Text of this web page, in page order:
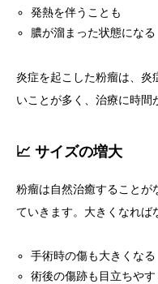
発熱を伴うことも
膿が溜まった状態になる
炎症を起こした粉瘤は、炎
いことが多く、治療に時間
📈 サイズの増大
粉瘤は自然治癒することが
ていきます。大きくなれば
手術時の傷も大きくなる
術後の傷跡も目立ちやす